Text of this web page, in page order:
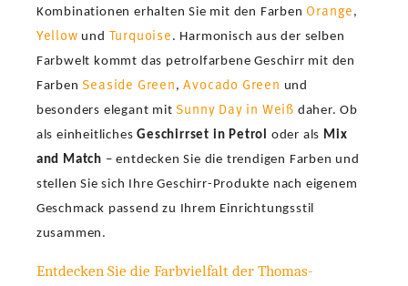
Kombinationen erhalten Sie mit den Farben Orange ,
Yellow und Turquoise . Harmonisch aus der selben
Farbwelt kommt das petrolfarbene Geschirr mit den
Farben Seaside Green ,Avocado Green und
besonders elegant mit Sunny Day in Weiß daher. Ob
als einheitlichesGeschirrset in Petrol oder als Mix
and Match – entdecken Sie die trendigen Farben und
stellen Sie sich Ihre Geschirr-Produkte nach eigenem
Geschmack passend zu Ihrem Einrichtungsstil
zusammen.
Entdecken Sie die Farbvielfalt der Thomas-